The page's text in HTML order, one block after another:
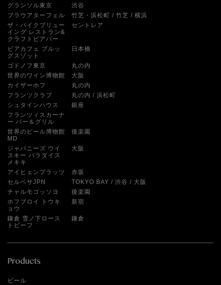
グランソル東京
渋谷
ブラウアターフェル
竹芝・浜松町 竹芝
横浜
ザ・パイクブリュー
イング レストラン&
クラフトビアバー
セントレア
ビアカフェ ブルッ
グスゾット
日本橋
ゴドノフ東京
丸の内
世界のワイン博物館
大阪
カイザーホフ
丸の内
フランツクラブ
丸の内
浜松町
シュタインハウス
銀座
フランツィスカーナ
ー バー＆グリル
世界のビール博物館
MD
後楽園
ジャパニーズ ウイ
スキー パラダイス
メキキ
大阪
アイヒェンプラッツ
赤坂
セルベサJPN
TOKYO BAY 渋谷
大阪
チャルモゴッソヨ
後楽園
ホフブロイ トウキ
ョウ
新宿
鎌倉 雪ノ下ロース
トビーフ
鎌倉
ビール